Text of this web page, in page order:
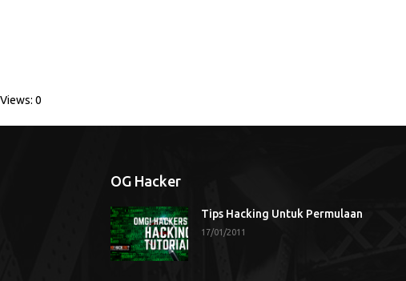
Views: 0
OG Hacker
Tips Hacking Untuk Permulaan
17/01/2011